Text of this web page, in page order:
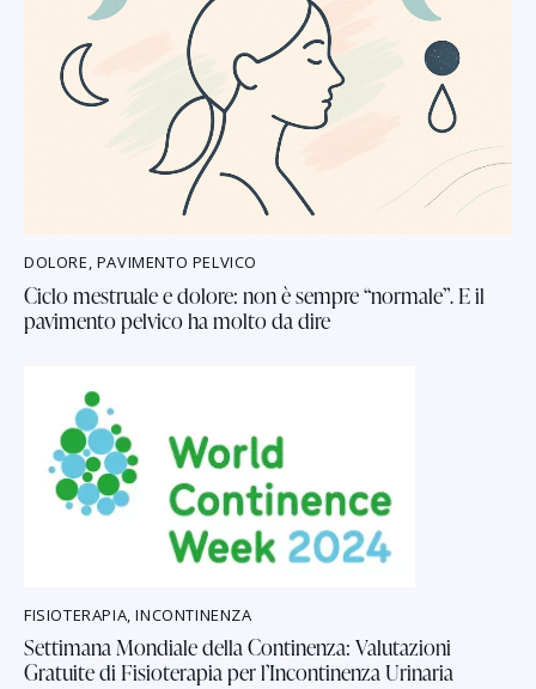
DOLORE, PAVIMENTO PELVICO
Ciclo mestruale e dolore: non è sempre “normale”. E il
pavimento pelvico ha molto da dire
FISIOTERAPIA,INCONTINENZA
Settimana Mondiale della Continenza: Valutazioni
Gratuite di Fisioterapia per l’Incontinenza Urinaria